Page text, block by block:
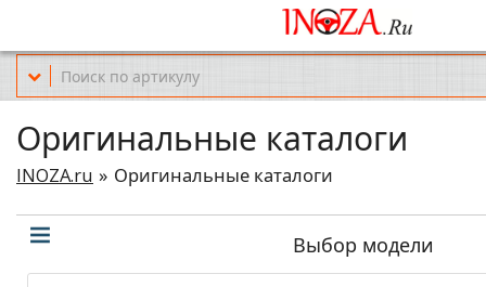
Офис обслуживания г.Краснодар (KRD) Куликова Поля 2 (магазин
Оригинальные каталоги
INOZA.ru Оригинальные каталоги
Выбор модели